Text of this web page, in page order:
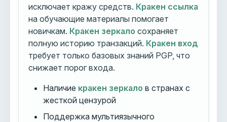
исключает кражу средств. Кракен ссылка
на обучающие материалы помогает
новичкам. Кракен зеркало сохраняет
полную историю транзакций. Кракен вход
требует только базовых знаний PGP, что
снижает порог входа.
Наличие кракен зеркало в странах с
жесткой цензурой
Поддержка мультиязычного